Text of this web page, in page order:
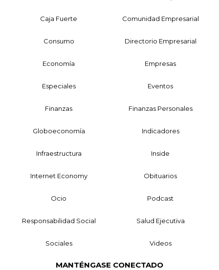
Caja Fuerte Comunidad Empresarial
Consumo Directorio Empresarial
Economía Empresas
Especiales Eventos
Finanzas Finanzas Personales
Globoeconomía Indicadores
Infraestructura Inside
Internet Economy Obituarios
Ocio Podcast
Responsabilidad Social Salud Ejecutiva
Sociales Videos
MANTÉNGASE CONECTADO